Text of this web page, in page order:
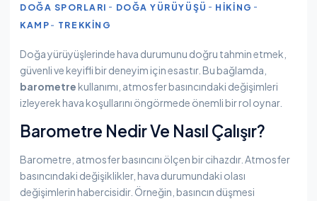
DOĞA SPORLARI
DOĞA YÜRÜYÜŞÜ
HIKING
KAMP
TREKKING
Doğa yürüyüşlerinde hava durumunu doğru tahmin etmek,
güvenli ve keyifli bir deneyim için esastır. Bu bağlamda,
barometre kullanımı, atmosfer basıncındaki değişimleri
izleyerek hava koşullarını öngörmede önemli bir rol oynar.
Barometre Nedir Ve Nasıl Çalışır?
Barometre, atmosfer basıncını ölçen bir cihazdır. Atmosfer
basıncındaki değişiklikler, hava durumundaki olası
değişimlerin habercisidir. Örneğin, basıncın düşmesi